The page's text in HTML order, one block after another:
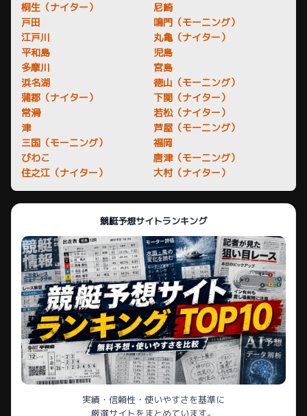
桐生（ナイター）
戸田
江戸川
平和島
多摩川
浜名湖
蒲郡（ナイター）
常滑
津
三国（モーニング）
びわこ
住之江（ナイター）
尼崎
鳴門（モーニング）
丸亀（ナイター）
児島
宮島
徳山（モーニング）
下関（ナイター）
若松（ナイター）
芦屋（モーニング）
福岡
唐津（モーニング）
大村（ナイター）
競艇予想サイトランキング
実績・信頼性・使いやすさを基準に
厳選サイトをまとめています。